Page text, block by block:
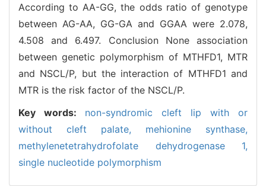
According to AA-GG, the odds ratio of genotype
between AG-AA, GG-GA and GGAA were 2.078,
4.508 and 6.497. Conclusion None association
between genetic polymorphism of MTHFD1, MTR
and NSCL/P, but the interaction of MTHFD1 and
MTR is the risk factor of the NSCL/P.
Key words: non-syndromic cleft lip with or
without cleft palate, mehionine synthase,
methylenetetrahydrofolate dehydrogenase 1,
single nucleotide polymorphism